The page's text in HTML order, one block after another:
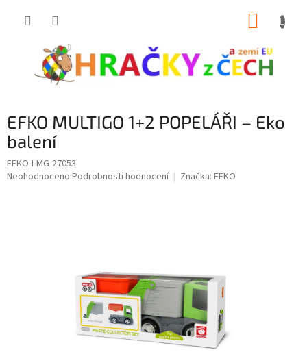
EFKO MULTIGO 1+2 POPELÁŘI – Eko
balení
EFKO-I-MG-27053
Průměrné
Neohodnoceno Podrobnosti hodnocení Značka: EFKO